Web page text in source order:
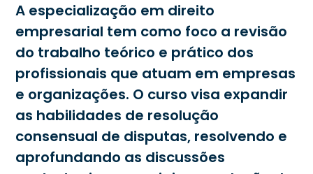
A especialização em direito
empresarial tem como foco a revisão
do trabalho teórico e prático dos
profissionais que atuam em empresas
e organizações. O curso visa expandir
as habilidades de resolução
consensual de disputas, resolvendo e
aprofundando as discussões